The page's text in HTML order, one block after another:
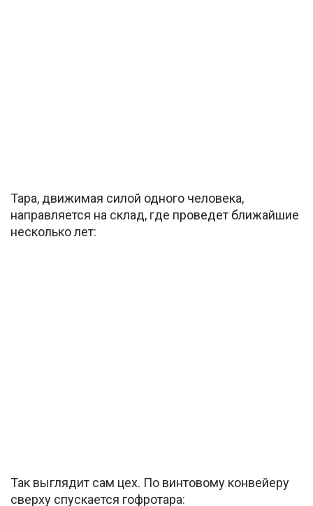
Тара, движимая силой одного человека,
направляется на склад, где проведет ближайшие
несколько лет:
Так выглядит сам цех. По винтовому конвейеру
сверху спускается гофротара: